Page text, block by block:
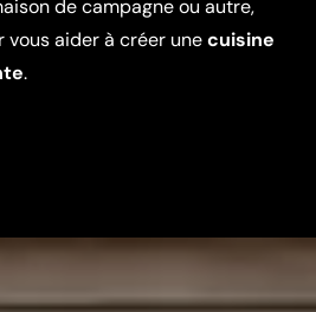
de campagne ou autre,
vous aider à créer unecuisine
.